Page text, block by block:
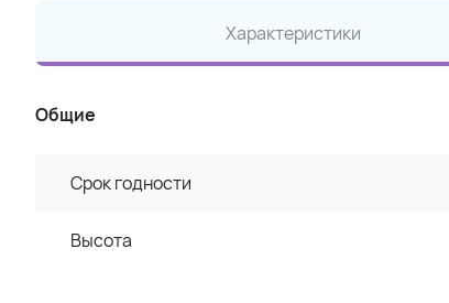
Характеристики
Общие
Срок годности
Высота